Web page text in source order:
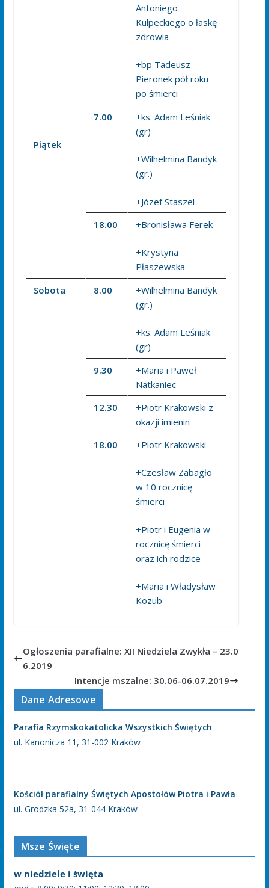
Antoniego
Kulpeckiego o łaskę
zdrowia
+bp Tadeusz
Pieronek pół roku
po śmierci
Piątek
7.00
+ks. Adam Leśniak
(gr)
+Wilhelmina Bandyk
(gr.)
+Józef Staszel
18.00
+Bronisława Ferek
+Krystyna
Płaszewska
Sobota
8.00
+Wilhelmina Bandyk
(gr.)
+ks. Adam Leśniak
(gr)
9.30
+Maria i Paweł
Natkaniec
12.30
+Piotr Krakowski z
okazji imienin
18.00
+Piotr Krakowski
+Czesław Zabagło
w 10 rocznicę
śmierci
+Piotr i Eugenia w
rocznicę śmierci
oraz ich rodzice
+Maria i Władysław
Kozub
Ogłoszenia parafialne: XII Niedziela Zwykła – 23.0
6.2019
Intencje mszalne: 30.06-06.07.2019
Dane Adresowe
Parafia Rzymskokatolicka Wszystkich Świętych
ul. Kanonicza 11, 31-002 Kraków
Kościół parafialny Świętych Apostołów Piotra i Pawła
ul. Grodzka 52a, 31-044 Kraków
Msze Święte
w niedziele i święta